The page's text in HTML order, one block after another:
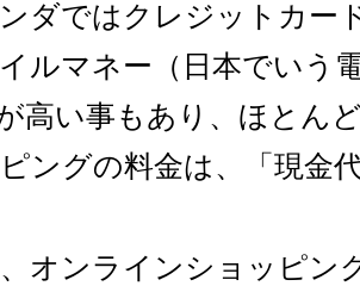
ダではクレジットカー
ルマネー（日本でいう
高い事もあり、ほとん
ングの料金は、「現金
オンラインショッピン